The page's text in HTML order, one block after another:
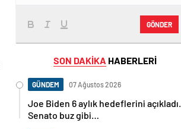
GÖNDER
SON DAKİKA HABERLERİ
GÜNDEM 07 Ağustos 2026
Joe Biden 6 aylık hedeflerini açıkladı.
Senato buz gibi…